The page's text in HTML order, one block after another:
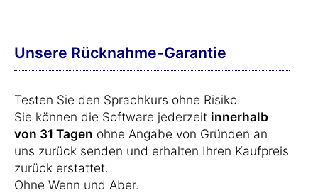
Unsere Rücknahme-Garantie
Testen Sie den Sprachkurs ohne Risiko.
Sie können die Software jederzeit innerhalb
von 31 Tagen ohne Angabe von Gründen an
uns zurück senden und erhalten Ihren Kaufpreis
zurück erstattet.
Ohne Wenn und Aber.